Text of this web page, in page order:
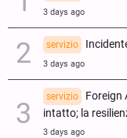
3 days ago
servizio
3 days ago
servizio
Foreign
intatto; la
3 days ago